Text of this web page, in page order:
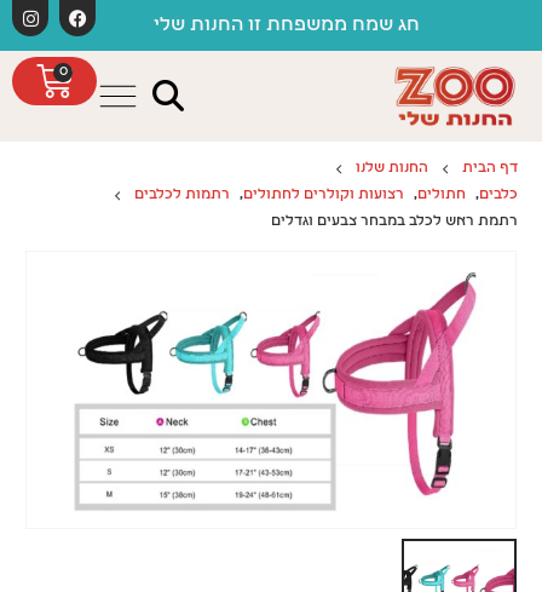
חג שמח ממשפחת זו החנות שלי
0
דף הבית
החנות שלנו
כלבים, חתולים, רצועות וקולרים לחתולים,
רתמות לכלבים
רתמת ראש לכלב במבחר צבעים וגדלים